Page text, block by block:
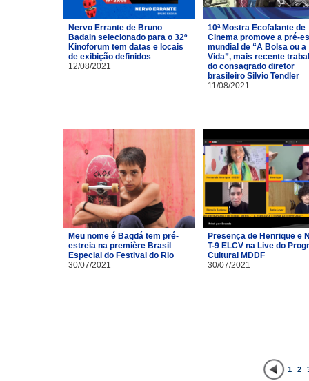
Nervo Errante de Bruno
Badain selecionado para o 32º
Kinoforum tem datas e locais
de exibição definidos
12/08/2021
10ª Mostra Ecofalante de
Cinema promove a pré-
mundial de “A Bolsa ou a
Vida”, mais recente
do consagrado diretor
brasileiro Silvio Tendler
11/08/2021
Meu nome é Bagdá tem pré-
estreia na première Brasil
Especial do Festival do Rio
30/07/2021
Presença de Henrique e
T-9 ELCV na Live do
Cultural MDDF
30/07/2021
1 2